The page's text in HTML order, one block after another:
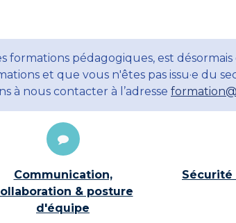
pédagogiques, est
et que vous n'êtes pas issu·e du
à nous contacter à l’adresse
Communication,
& posture
d'équipe
Sécurité